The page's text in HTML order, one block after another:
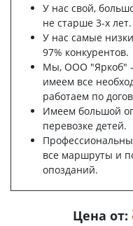
У нас свой,
не старше 3-х лет.
У нас самые
97% конкурентов.
Мы, ООО "Яркоб" -
имеем все
работаем по
Имеем большой
перевозке детей.
все маршруты и
опозданий.
Цена от: